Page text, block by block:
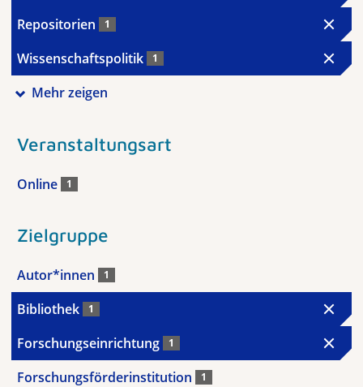
Repositorien 1
Wissenschaftspolitik 1
Mehr zeigen
Veranstaltungsart
Online 1
Zielgruppe
Autor*innen 1
Bibliothek 1
Forschungseinrichtung 1
Forschungsförderinstitution 1